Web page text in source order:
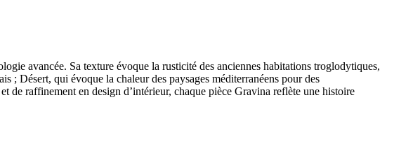
avancée. Sa texture évoque la rusticité des anciennes habitations troglodytiques,
; Désert, qui évoque la chaleur des paysages méditerranéens pour des
de raffinement en design d’intérieur, chaque pièce Gravina reflète une histoire